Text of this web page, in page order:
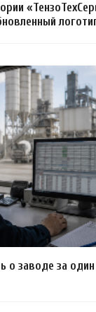
о заводе за